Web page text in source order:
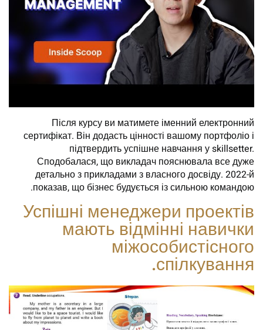
Після курсу ви матимете іменний електронний
сертифікат. Він додасть цінності вашому портфоліо і
підтвердить успішне навчання у skillsetter.
Сподобалася, що викладач пояснювала все дуже
детально з прикладами з власного досвіду. 2022-й
показав, що бізнес будується із сильною командою.
Успішні менеджери проектів
мають відмінні навички
міжособистісного
спілкування.